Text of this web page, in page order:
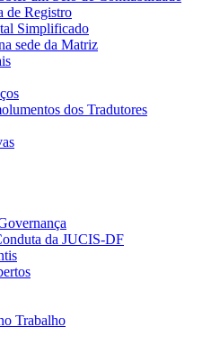
de Registro
Simplificado
sede da Matriz
dos Tradutores
da JUCIS-DF
Trabalho